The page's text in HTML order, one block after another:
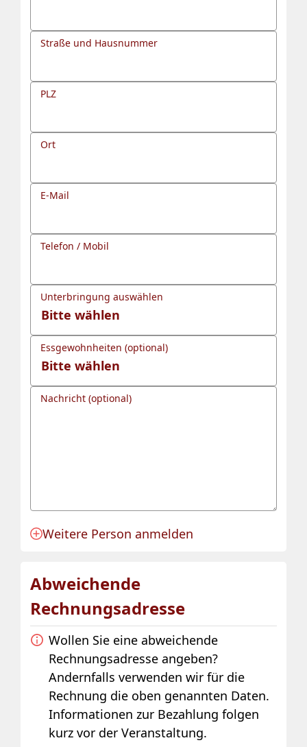
Straße und Hausnummer
PLZ
Ort
E-Mail
Telefon / Mobil
Unterbringung auswählen
Essgewohnheiten (optional)
Nachricht (optional)
Anmeldung für eine Person angelegt.
Weitere Person anmelden
Abweichende
Rechnungsadresse
Wollen Sie eine abweichende
Rechnungsadresse angeben?
Andernfalls verwenden wir für die
Rechnung die oben genannten Daten.
Informationen zur Bezahlung folgen
kurz vor der Veranstaltung.